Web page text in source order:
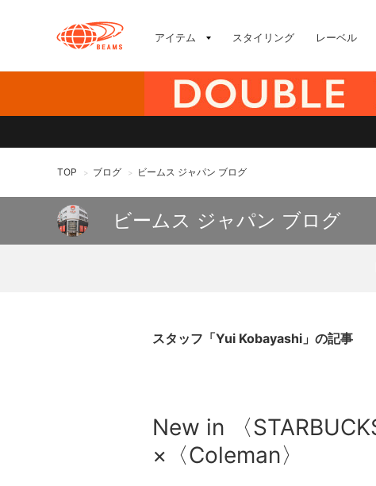
アイテム スタイリング レーベル
TOP > ブログ > ビームス ジャパン ブログ
ビームス ジャパン ブログ
スタッフ「Yui Kobayashi」の記事
New in 〈
×〈Coleman〉